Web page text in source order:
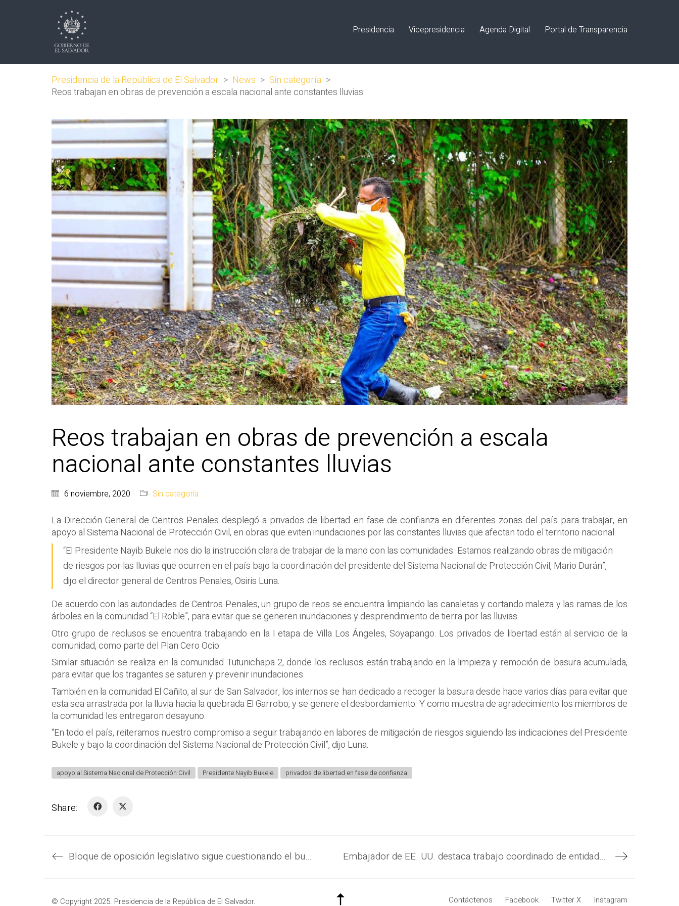
Presidencia Vicepresidencia Agenda Digital Portal de Transparencia
Presidencia de la República de El Salvador > News > Sin categoría >
Reos trabajan en obras de prevención a escala nacional ante constantes lluvias
Reos trabajan en obras de prevención a escala
nacional ante constantes lluvias
6 noviembre, 2020 Sin categoría
La Dirección General de Centros Penales desplegó a privados de libertad en fase de confianza en diferentes zonas del país para trabajar, en
apoyo al Sistema Nacional de Protección Civil, en obras que eviten inundaciones por las constantes lluvias que afectan todo el territorio nacional.
“El Presidente Nayib Bukele nos dio la instrucción clara de trabajar de la mano con las comunidades. Estamos realizando obras de mitigación
de riesgos por las lluvias que ocurren en el país bajo la coordinación del presidente del Sistema Nacional de Protección Civil, Mario Durán”,
dijo el director general de Centros Penales, Osiris Luna.
De acuerdo con las autoridades de Centros Penales, un grupo de reos se encuentra limpiando las canaletas y cortando maleza y las ramas de los
árboles en la comunidad “El Roble”, para evitar que se generen inundaciones y desprendimiento de tierra por las lluvias.
Otro grupo de reclusos se encuentra trabajando en la I etapa de Villa Los Ángeles, Soyapango. Los privados de libertad están al servicio de la
comunidad, como parte del Plan Cero Ocio.
Similar situación se realiza en la comunidad Tutunichapa 2, donde los reclusos están trabajando en la limpieza y remoción de basura acumulada,
para evitar que los tragantes se saturen y prevenir inundaciones.
También en la comunidad El Cañito, al sur de San Salvador, los internos se han dedicado a recoger la basura desde hace varios días para evitar que
esta sea arrastrada por la lluvia hacia la quebrada El Garrobo, y se genere el desbordamiento. Y como muestra de agradecimiento los miembros de
la comunidad les entregaron desayuno.
“En todo el país, reiteramos nuestro compromiso a seguir trabajando en labores de mitigación de riesgos siguiendo las indicaciones del Presidente
Bukele y bajo la coordinación del Sistema Nacional de Protección Civil”, dijo Luna.
apoyo al Sistema Nacional de Protección Civil Presidente Nayib Bukele privados de libertad en fase de confianza
Share:
Bloque de oposición legislativo sigue cuestionando el buen manejo de la pandemia Embajador de EE. UU. destaca trabajo coordinado de entidades de seguridad salvadoreñas
Contáctenos Facebook Twitter X Instagram
© Copyright 2025. Presidencia de la República de El Salvador.